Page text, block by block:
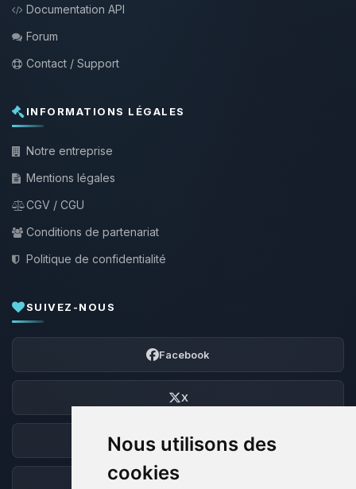
Nous utilisons des
cookies
Documentation API
Forum
Contact / Support
INFORMATIONS LÉGALES
Notre entreprise
Mentions légales
CGV / CGU
Conditions de partenariat
Politique de confidentialité
SUIVEZ-NOUS
Facebook
X
Discord
Forum